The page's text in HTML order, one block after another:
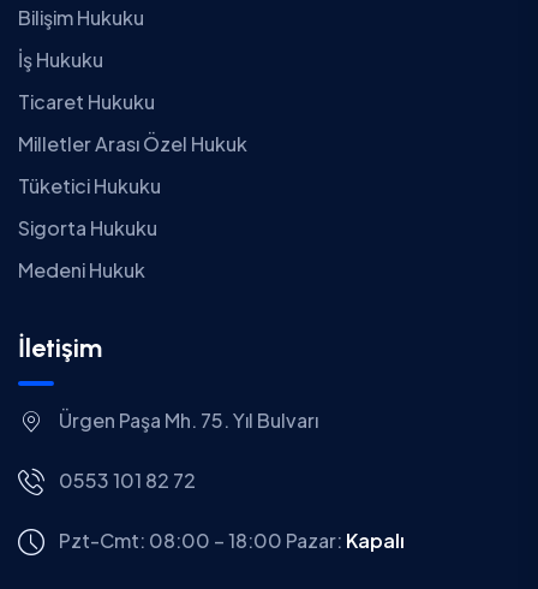
Bilişim Hukuku
İş Hukuku
Ticaret Hukuku
Milletler Arası Özel Hukuk
Tüketici Hukuku
Sigorta Hukuku
Medeni Hukuk
İletişim
Ürgen Paşa Mh. 75. Yıl Bulvarı
0553 101 82 72
Pzt-Cmt: 08:00 – 18:00 Pazar: Kapalı